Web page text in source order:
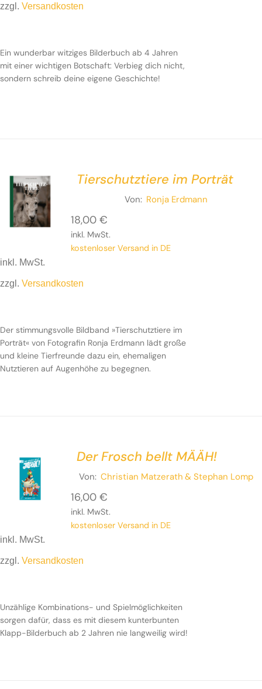
zzgl. Versandkosten
deine eigene Geschichte!
Ein wunderbar witziges Bilderbuch ab 4 Jahren
mit einer wichtigen Botschaft: Verbieg dich nicht,
sondern schreib deine eigene Geschichte!
Tierschutztiere im Porträt
Von: Ronja Erdmann
18,00 €
inkl. MwSt.
kostenloser Versand in DE
inkl. MwSt.
zzgl. Versandkosten
Der stimmungsvolle Bildband »Tierschutztiere im
Porträt« von Fotografin Ronja Erdmann lädt große
und kleine Tierfreunde dazu ein, ehemaligen
Nutztieren auf Augenhöhe zu begegnen.
Der Frosch bellt MÄÄH!
Von: Christian Matzerath & Stephan Lomp
16,00 €
inkl. MwSt.
kostenloser Versand in DE
inkl. MwSt.
zzgl. Versandkosten
Unzählige Kombinations- und Spielmöglichkeiten
sorgen dafür, dass es mit diesem kunterbunten
Klapp-Bilderbuch ab 2 Jahren nie langweilig wird!